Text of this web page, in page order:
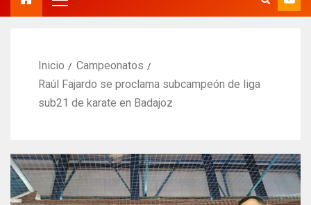
Inicio
Campeonatos
Raúl Fajardo se proclama subcampeón de liga
sub21 de karate en Badajoz